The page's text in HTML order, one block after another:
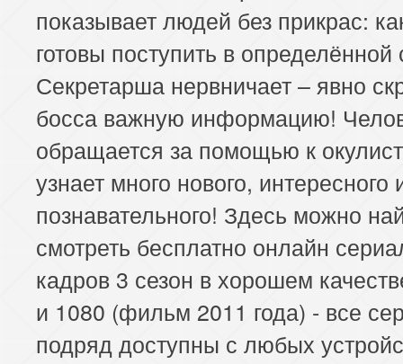
показывает людей без прикрас:
готовы поступить в определённой
Секретарша нервничает – явно
босса важную информацию!
обращается за помощью к
узнает много нового, интересного
познавательного! Здесь можно
смотреть бесплатно онлайн
кадров 3 сезон в хорошем
и 1080 (фильм 2011 года) - все
подряд доступны с любых